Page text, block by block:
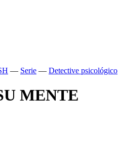
— Serie — Detective psicológico
MENTE